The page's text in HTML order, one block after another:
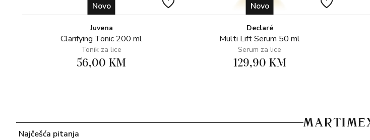
Novo
Juvena
Clarifying Tonic 200 ml
Tonik za lice
56,00 KM
Novo
Declaré
Multi Lift Serum 50 ml
Serum za lice
129,90 KM
Najčešća pitanja